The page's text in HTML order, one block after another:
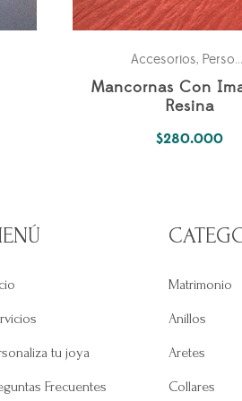
Accesorios, Personales
Mancornas Con
Resina
$280.000
tu joya
Frecuentes
Matrimonio
Anillos
Aretes
Collares